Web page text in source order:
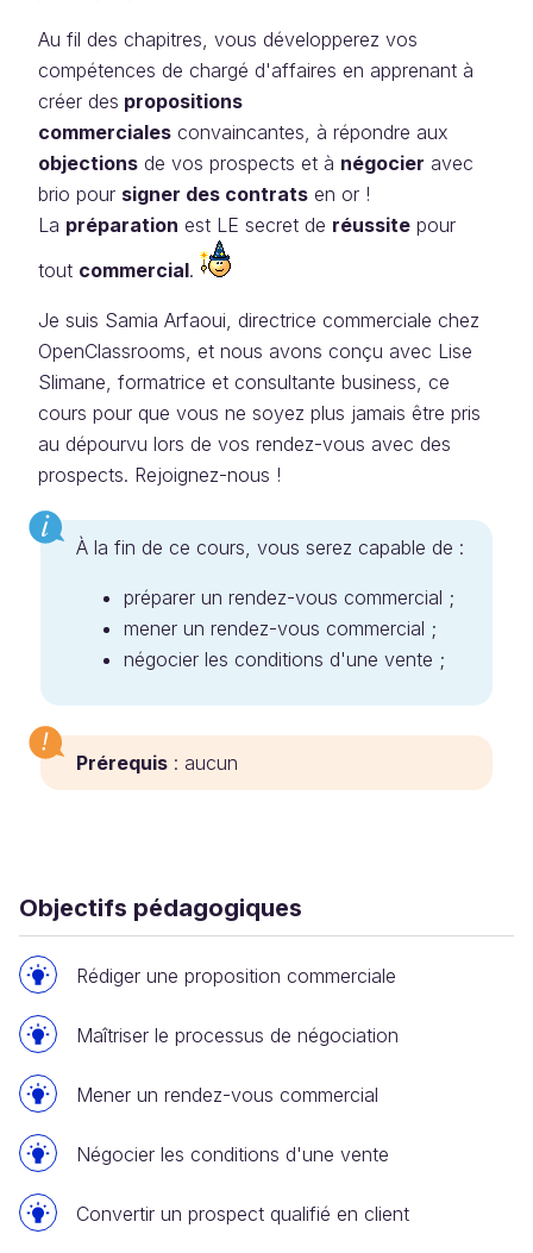
Au fil des chapitres, vous développerez vos
compétences de chargé d'affaires en apprenant à
créer des propositions
commerciales convaincantes, à répondre aux
objections de vos prospects et à négocier avec
brio pour signer des contrats en or !
La préparation est LE secret de réussite pour
tout commercial.
Je suis Samia Arfaoui, directrice commerciale chez
OpenClassrooms, et nous avons conçu avec Lise
Slimane, formatrice et consultante business, ce
cours pour que vous ne soyez plus jamais être pris
au dépourvu lors de vos rendez-vous avec des
prospects. Rejoignez-nous !
À la fin de ce cours, vous serez capable de :
préparer un rendez-vous commercial ;
mener un rendez-vous commercial ;
négocier les conditions d'une vente ;
Prérequis : aucun
Objectifs pédagogiques
Rédiger une proposition commerciale
Maîtriser le processus de négociation
Mener un rendez-vous commercial
Négocier les conditions d'une vente
Convertir un prospect qualifié en client